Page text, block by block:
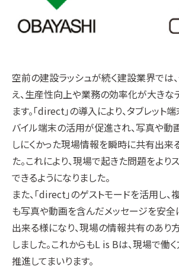
空前の建設ラッシュが続く建設業界では
え、生産性向上や業務の効率化が大きな
ます。「direct」の導入により、タブレット
バイル端末の活用が促進され、写真や動
しにくかった現場情報を瞬時に共有出来
た。これにより、現場で起きた問題をより
できるようになりました。
また、「direct」のゲストモードを活用し
も写真や動画を含んだメッセージを安全
出来る様になり、現場の情報共有のあり
しました。これからもL is Bは、現場で働
推進してまいります。